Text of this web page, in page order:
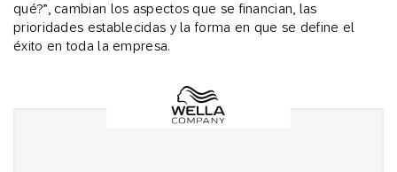
qué?”, cambian los aspectos que se financian, las
prioridades establecidas y la forma en que se define el
éxito en toda la empresa.